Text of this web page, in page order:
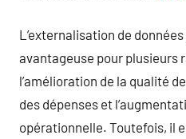
L’externalisation de
avantageuse pour plusieurs
l’amélioration de la qualité
des dépenses et
opérationnelle. Toutefois, il